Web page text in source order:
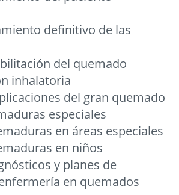
definitivo de las
del quemado
inhalatoria
del gran quemado
especiales
en áreas especiales
en niños
y planes de
en quemados